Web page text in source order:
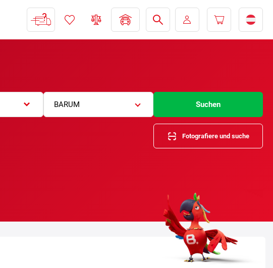
BARUM Suchen
Fotografiere und suche